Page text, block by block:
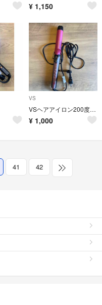
¥ 1,150
VS
VSヘアアイロン200度まで対応
¥ 1,000
41 42